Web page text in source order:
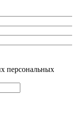
персональных